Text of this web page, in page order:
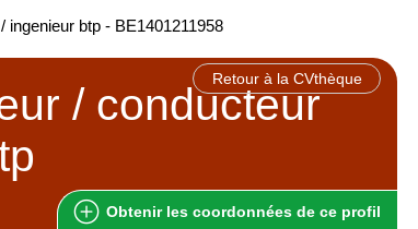
btp - BE1401211958
Retour à la CVthèque
/ conducteur
Obtenir les coordonnées de ce profil